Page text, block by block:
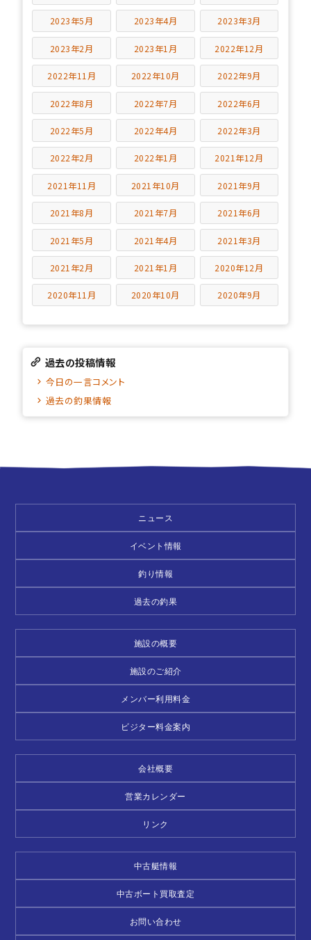
2023年5月 2023年4月 2023年3月
2023年2月 2023年1月 2022年12月
2022年11月 2022年10月 2022年9月
2022年8月 2022年7月 2022年6月
2022年5月 2022年4月 2022年3月
2022年2月 2022年1月 2021年12月
2021年11月 2021年10月 2021年9月
2021年8月 2021年7月 2021年6月
2021年5月 2021年4月 2021年3月
2021年2月 2021年1月 2020年12月
2020年11月 2020年10月 2020年9月
過去の投稿情報
今日の一言コメント
過去の釣果情報
ニュース
イベント情報
釣り情報
過去の釣果
施設の概要
施設のご紹介
メンバー利用料金
ビジター料金案内
会社概要
営業カレンダー
リンク
中古艇情報
中古ボート買取査定
お問い合わせ